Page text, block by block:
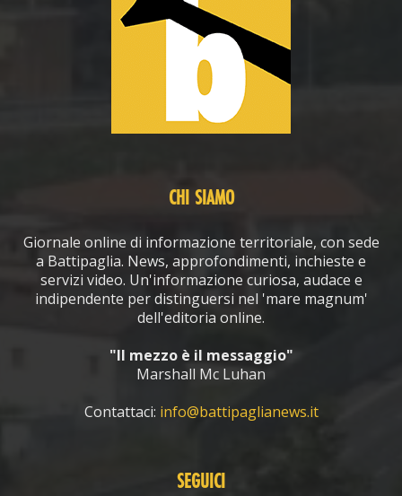
CHI SIAMO
Giornale online di informazione territoriale, con sede
a Battipaglia. News, approfondimenti, inchieste e
servizi video. Un'informazione curiosa, audace e
indipendente per distinguersi nel 'mare magnum'
dell'editoria online.
"Il mezzo è il messaggio"
Marshall Mc Luhan
Contattaci: info@battipaglianews.it
SEGUICI